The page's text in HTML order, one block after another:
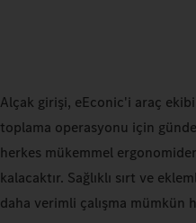
Alçak girişi, eEconic'i araç
toplama operasyonu için
herkes mükemmel
kalacaktır. Sağlıklı sırt ve
daha verimli çalışma mümkün